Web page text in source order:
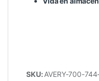
SKU: AVERY-700-